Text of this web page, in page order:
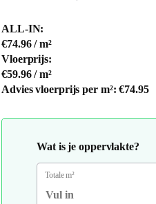
ALL-IN:
€74.96 / m²
Vloerprijs:
€59.96/ m²
Advies vloerprijs per m²: €74.95
Wat is je oppervlakte?
Totale m²